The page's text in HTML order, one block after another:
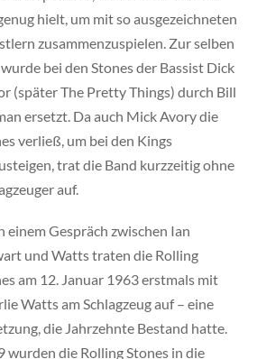
hielt, um mit so ausgezeichneten
zusammenzuspielen. Zur selben
bei den Stones der Bassist Dick
(später The Pretty Things) durch Bill
ersetzt. Da auch Mick Avory die
verließ, um bei den Kings
trat die Band kurzzeitig ohne
auf.
einem Gespräch zwischen Ian
und Watts traten die Rolling
am 12. Januar 1963 erstmals mit
Watts am Schlagzeug auf – eine
die Jahrzehnte Bestand hatte.
wurden die Rolling Stones in die